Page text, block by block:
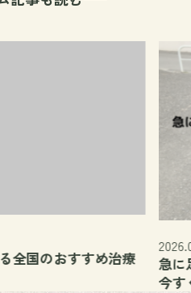
全国のおすすめ治療
急に
今す